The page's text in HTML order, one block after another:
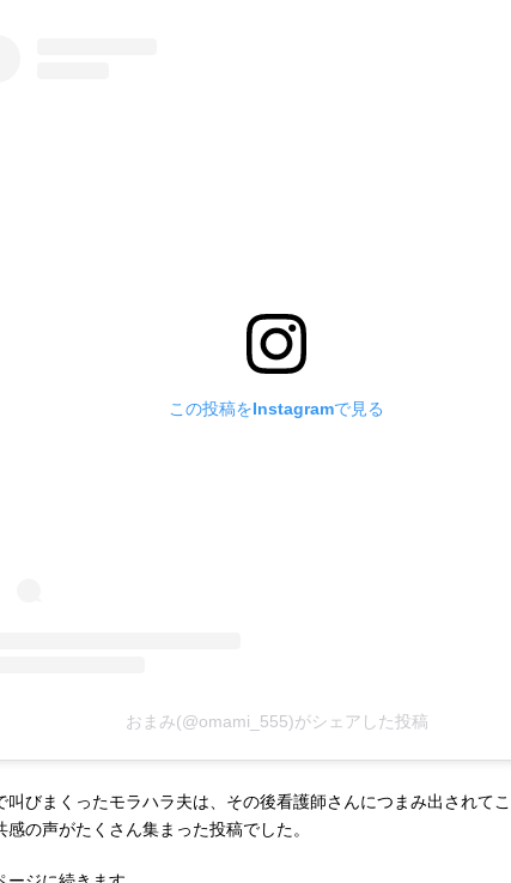
この投稿をInstagramで見る
おまみ(@omami_555)がシェアした投稿
叫びまくったモラハラ夫は、その後看護師さんにつまみ出され
感の声がたくさん集まった投稿でした。